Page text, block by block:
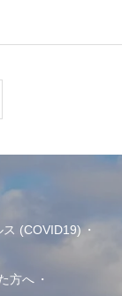
ス (COVID19)
方へ